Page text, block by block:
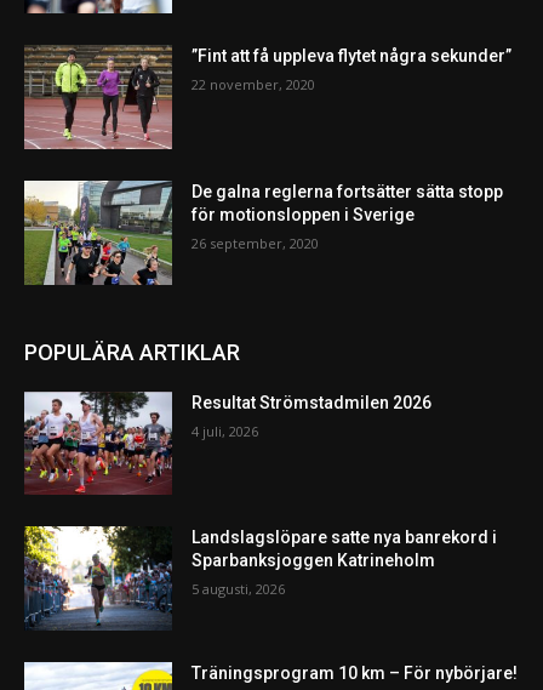
”Fint att få uppleva flytet några sekunder”
22 november, 2020
De galna reglerna fortsätter sätta stopp
för motionsloppen i Sverige
26 september, 2020
POPULÄRA ARTIKLAR
Resultat Strömstadmilen 2026
4 juli, 2026
Landslagslöpare satte nya banrekord i
Sparbanksjoggen Katrineholm
5 augusti, 2026
Träningsprogram 10 km – För nybörjare!